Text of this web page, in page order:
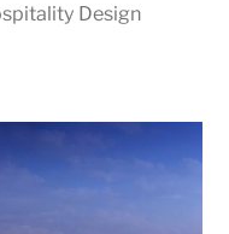
Design